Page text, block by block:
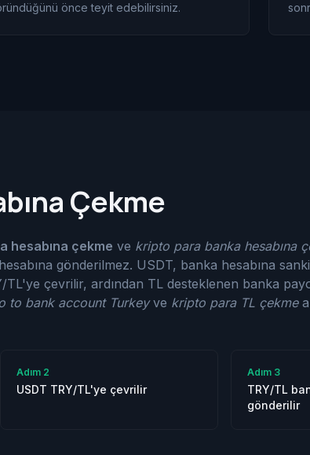
önce teyit edebilirsiniz.
Çekme
hesabına çekme ve kripto para banka hesabına
gönderilmez. USDT, banka hesabına
çevrilir, ardından TL desteklenen banka
to bank account Turkeyve kripto para TL çekme
Adım 2
USDT TRY/TL'ye çevrilir
Adım 3
TRY/TL
gönderilir